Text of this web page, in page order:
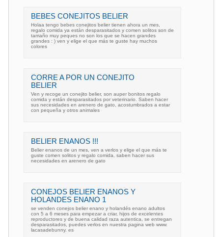
BEBES CONEJITOS BELIER
Holaa tengo bebes conejitos belier tienen ahora un mes,
regalo comida ya están desparasitados y comen solitos son de
tamaño muy peques no son los que se hacen grandes
grandes : ) ven y elige el que más te guste hay muchos
colores
CORRE A POR UN CONEJITO
BELIER
Ven y recoge un conejito belier, son auper bonitos regalo
comida y están desparasitados por veterinario. Saben hacer
sus necesidades en arenero de gato, acostumbrados a estar
con pequeña y otros animales
BELIER ENANOS !!!
Belier enanos de un mes, ven a verlos y elige el que más te
guste comen solitos y regalo comida, saben hacer sus
necesidades en arenero de gato
CONEJOS BELIER ENANOS Y
HOLANDES ENANO 1
se venden conejos belier enano y holandés enano adultos
con 5 a 6 meses para empezar a criar, hijos de excelentes
reproductores y de buena calidad raza autentica, se entregan
desparasitados, puedes verlos en nuestra pagina web www.
lacasadebunny. es